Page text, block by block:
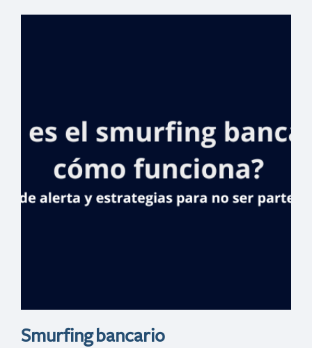
por US$345
millones para la
termoeléctrica
Smurfing bancario